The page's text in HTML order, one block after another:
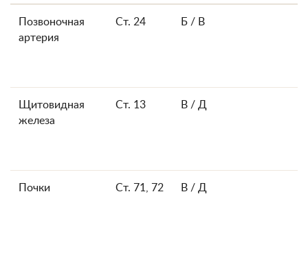
Позвоночная
артерия
Ст. 24 Б / В
Щитовидная
железа
Ст. 13 В / Д
Почки Ст. 71, 72 В / Д